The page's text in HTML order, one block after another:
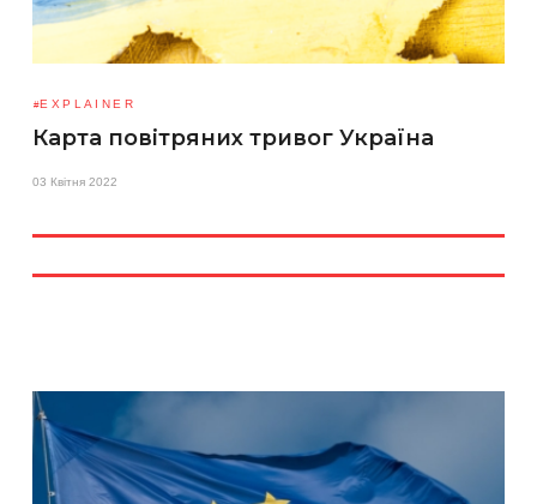
EXPLAINER
Карта повітряних тривог Україна
03 Квітня 2022